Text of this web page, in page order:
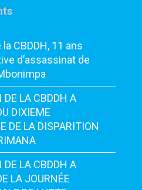
CBDDH, 11 ans
d’assassinat de
DE LA CBDDH A
DIXIEME
DE LA DISPARITION
DE LA CBDDH A
LA JOURNÉE